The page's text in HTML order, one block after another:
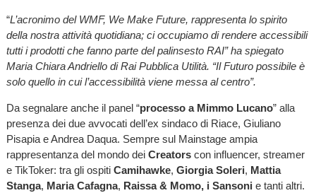
“L’acronimo del WMF, We Make Future, rappresenta lo spirito
della nostra attività quotidiana; ci occupiamo di rendere accessibili
tutti i prodotti che fanno parte del palinsesto RAI” ha spiegato
Maria Chiara Andriello di Rai Pubblica Utilità. “Il Futuro possibile è
solo quello in cui l’accessibilità viene messa al centro”.
Da segnalare anche il panel “processo a Mimmo Lucano” alla
presenza dei due avvocati dell’ex sindaco di Riace, Giuliano
Pisapia e Andrea Daqua. Sempre sul Mainstage ampia
rappresentanza del mondo dei Creatorscon influencer, streamer
e TikToker: tra gli ospitiCamihawke, Giorgia Soleri, Mattia
Stanga, Maria Cafagna, Raissa & Momo, i Sansoni e tanti altri.